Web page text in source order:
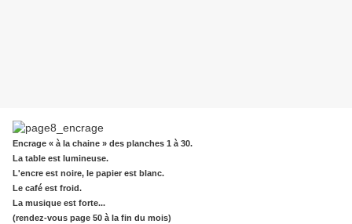
Encrage « à la chaine » des planches 1 à 30.
La table est lumineuse.
L'encre est noire, le papier est blanc.
Le café est froid.
La musique est forte...
(rendez-vous page 50 à la fin du mois)